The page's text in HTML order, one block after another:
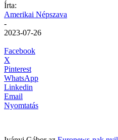
Írta:
Amerikai Népszava
-
2023-07-26
Facebook
X
Pinterest
WhatsApp
Linkedin
Email
Nyomtatás